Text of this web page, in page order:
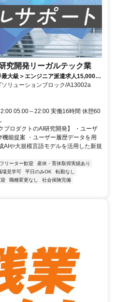
究開発リーガルテック業
最大級＞エンジニア派遣求人15,000件
短2日で就業可能！！
リューションブロック/A13002a
05:00～22:00 実働16時間 休憩60
プロダクトのAI研究開発】 ・ユーザ
能提案 ・ユーザー履歴データを用
AIや大規模言語モデルを活用した新規
フリーター歓迎
産休・育休取得実績あり
場見学可 平日のみOK
転勤なし
職種変更なし
社会保険完備